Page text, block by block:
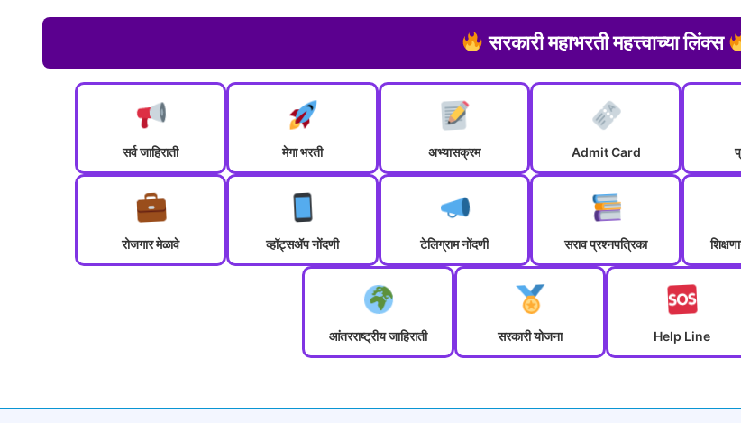
सरकारी महाभरती महत्त्वाच्या लिंक्स
सर्व जाहिराती मेगा भरती अभ्यासक्रम Admit Card
रोजगार मेळावे व्हॉट्सॲप नोंदणी टेलिग्राम नोंदणी सराव प्रश्नपत्रिका
आंतरराष्ट्रीय जाहिराती सरकारी योजना Help Line